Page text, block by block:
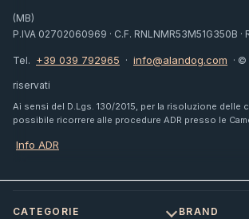
(MB)
P.IVA 02702060969 · C.F. RNLNMR53M51G350B ·
Tel. +39 039 792965 · info@alandog.com ·
riservati
Ai sensi del D.Lgs. 130/2015, per la risoluzione delle
possibile ricorrere alle procedure ADR presso le
Info ADR
CATEGORIE BRAND